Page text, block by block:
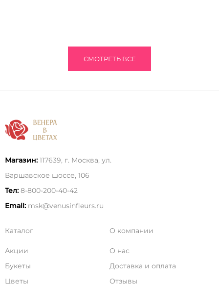
СМОТРЕТЬ ВСЕ
Магазин: 117639, г. Москва, ул.
Варшавское шоссе, 106
Тел: 8-800-200-40-42
Email: msk@venusinfleurs.ru
Каталог
Акции
Букеты
Цветы
О компании
О нас
Доставка и оплата
Отзывы